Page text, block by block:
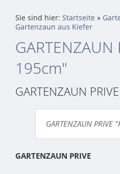
Sie sind hier: Startseite »
Gartenzaun aus Kiefer
195cm"
GARTENZAUN PRIVE
GARTENZAUN PRIVE
GARTENZAUN PRIVE